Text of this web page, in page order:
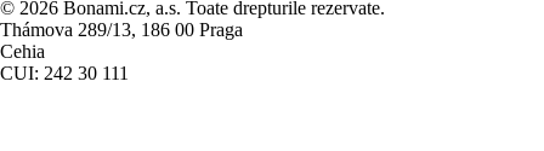
© 2026 Bonami.cz, a.s. Toate drepturile rezervate.
Thámova 289/13, 186 00 Praga
Cehia
CUI: 242 30 111